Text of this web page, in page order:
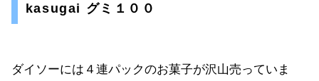
kasugai グミ１００
ダイソーには４連パックのお菓子が沢山売っていま